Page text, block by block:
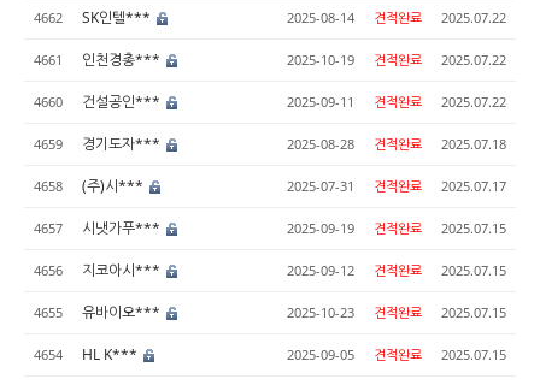
4662 SK인텔*** 2025-08-14 견적완료 2025.07.22
4661 인천경총*** 2025-10-19 견적완료 2025.07.22
4660 건설공인*** 2025-09-11 견적완료 2025.07.22
4659 경기도자*** 2025-08-28 견적완료 2025.07.18
4658 (주)시*** 2025-07-31 견적완료 2025.07.17
4657 시냇가푸*** 2025-09-19 견적완료 2025.07.15
4656 지코아시*** 2025-09-12 견적완료 2025.07.15
4655 유바이오*** 2025-10-23 견적완료 2025.07.15
4654 HL K*** 2025-09-05 견적완료 2025.07.15